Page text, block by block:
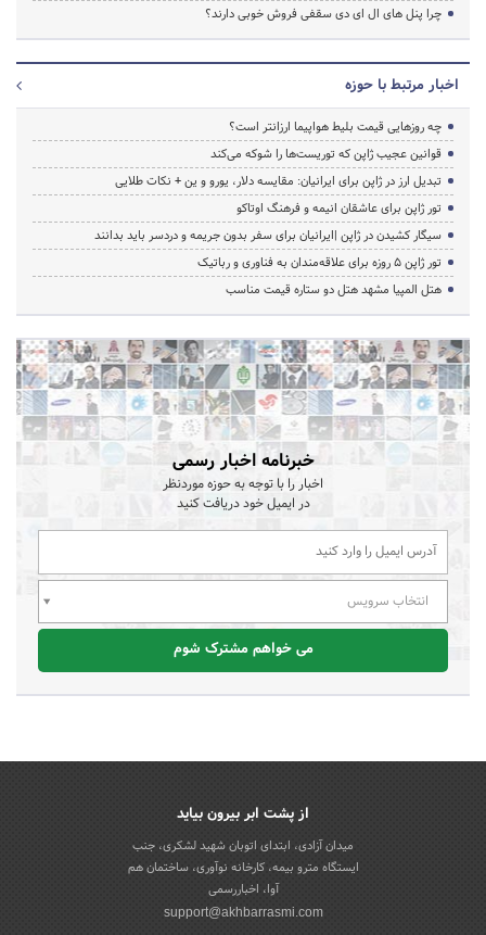
چرا پنل های ال ای دی سقفی فروش خوبی دارند؟
اخبار مرتبط با حوزه
چه روزهایی قیمت بلیط هواپیما ارزانتر است؟
قوانین عجیب ژاپن که توریست‌ها را شوکه می‌کند
تبدیل ارز در ژاپن برای ایرانیان: مقایسه دلار، یورو و ین + نکات طلایی
تور ژاپن برای عاشقان انیمه و فرهنگ اوتاکو
سیگار کشیدن در ژاپن |ایرانیان برای سفر بدون جریمه و دردسر باید بدانند
تور ژاپن ۵ روزه برای علاقه‌مندان به فناوری و رباتیک
هتل المپیا مشهد هتل دو ستاره قیمت مناسب
خبرنامه اخبار رسمی
اخبار را با توجه به حوزه موردنظر
در ایمیل خود دریافت کنید
انتخاب سرویس
می خواهم مشترک شوم
از پشت ابر بیرون بیاید
میدان آزادی، ابتدای اتوبان شهید لشکری، جنب
ایستگاه مترو بیمه، کارخانه نوآوری، ساختمان هم
آوا، اخباررسمی
support@akhbarrasmi.com